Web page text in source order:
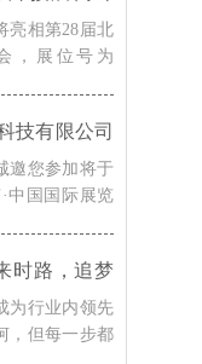
E3272，创
亮相第28届北
，展位号为
、航空航天等
产效率。
技有限公司
cippe）
邀您参加将于
中国国际展览
时路，追梦
为行业内领先
，但每一步都